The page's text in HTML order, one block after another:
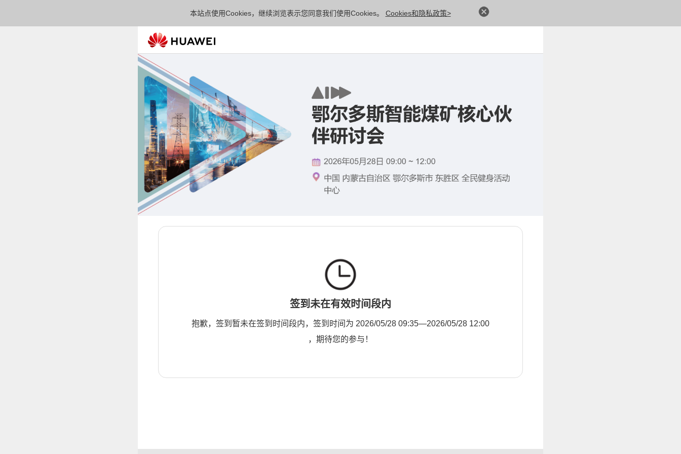
本站点使用Cookies，继续浏览表示您同意我们使用Cookies。 Cookies和隐私政策>
签到未在有效时间段内
抱歉，签到暂未在签到时间段内，签到时间为 2026/05/28 09:35—2026/05/28 12:00
，期待您的参与！